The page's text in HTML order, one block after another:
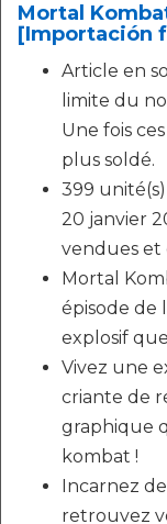
Mortal
[Importación
Article en
limite du
Une fois
plus soldé.
399
20 janvier
vendues et
Mortal
épisode de
explosif
Vivez une
criante de
graphique
kombat !
Incarnez
retrouvez